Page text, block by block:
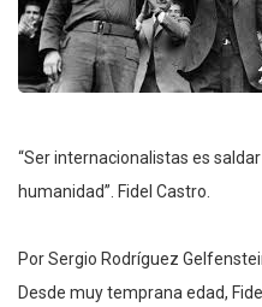
“Ser internacionalistas es
humanidad”. Fidel Castro.
Por Sergio Rodríguez
Desde muy temprana edad,